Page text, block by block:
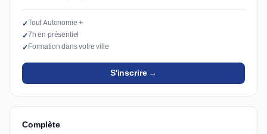
✓Tout Autonomie +
✓7h en présentiel
✓Formation dans votre ville
S'inscrire →
Complète